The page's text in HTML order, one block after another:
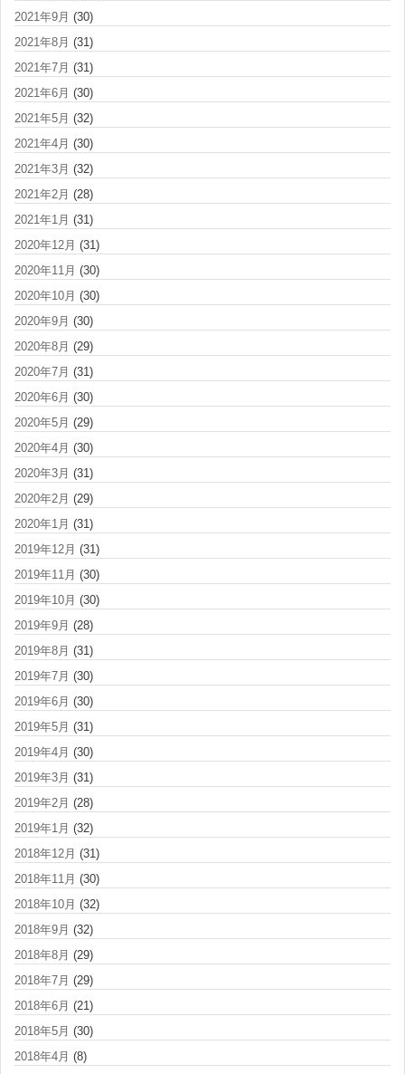
2021年9月 (30)
2021年8月 (31)
2021年7月 (31)
2021年6月 (30)
2021年5月 (32)
2021年4月 (30)
2021年3月 (32)
2021年2月 (28)
2021年1月 (31)
2020年12月 (31)
2020年11月 (30)
2020年10月 (30)
2020年9月 (30)
2020年8月 (29)
2020年7月 (31)
2020年6月 (30)
2020年5月 (29)
2020年4月 (30)
2020年3月 (31)
2020年2月 (29)
2020年1月 (31)
2019年12月 (31)
2019年11月 (30)
2019年10月 (30)
2019年9月 (28)
2019年8月 (31)
2019年7月 (30)
2019年6月 (30)
2019年5月 (31)
2019年4月 (30)
2019年3月 (31)
2019年2月 (28)
2019年1月 (32)
2018年12月 (31)
2018年11月 (30)
2018年10月 (32)
2018年9月 (32)
2018年8月 (29)
2018年7月 (29)
2018年6月 (21)
2018年5月 (30)
2018年4月 (8)